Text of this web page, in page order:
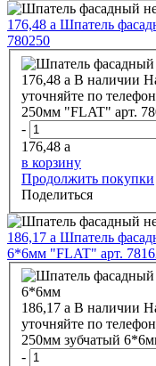
176,48 a Шпатель
780250
176,48 a В наличии
уточняйте по
250мм "FLAT"
-
176,48 a
в корзину
Продолжить покупки
Поделиться
186,17 a Шпатель
6*6мм "FLAT" арт.
186,17 a В наличии
уточняйте по
-